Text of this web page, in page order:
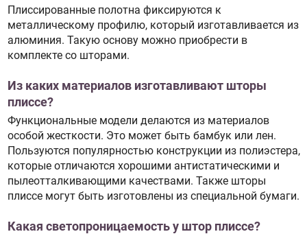
Плиссированные полотна фиксируются к
металлическому профилю, который изготавливается из
алюминия. Такую основу можно приобрести в
комплекте со шторами.
Из каких материалов изготавливают шторы
плиссе?
Функциональные модели делаются из материалов
особой жесткости. Это может быть бамбук или лен.
Пользуются популярностью конструкции из полиэстера,
которые отличаются хорошими антистатическими и
пылеотталкивающими качествами. Также шторы
плиссе могут быть изготовлены из специальной бумаги.
Какая светопроницаемость у штор плиссе?